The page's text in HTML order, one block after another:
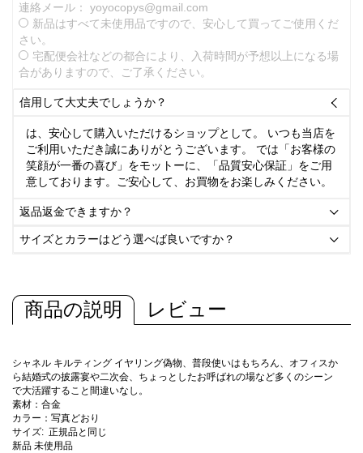
連絡メール： yoyocopys@gmail.com
新品はすべて未使用品ですので、安心して買ってご使用くだ
さい。
宅配便会社などの都合により、入荷時間が予想以上になる場
合がありますので、ご了承ください。
信用して大丈夫でしょうか？ 
は、安心して購入いただけるショップとして。 いつも当店を
ご利用いただき誠にありがとうございます。 では「お客様の
笑顔が一番の喜び」をモットーに、「品質安心保証」をご用
意しております。ご安心して、お買物をお楽しみください。
返品返金できますか？ 
サイズとカラーはどう選べば良いですか？ 
商品の説明 レビュー
シャネル キルティング イヤリング偽物、普段使いはもちろん、オフィスか
ら結婚式の披露宴や二次会、ちょっとしたお呼ばれの場など多くのシーン
で大活躍すること間違いなし。
素材：合金
カラー：写真どおり
サイズ: 正規品と同じ
新品 未使用品